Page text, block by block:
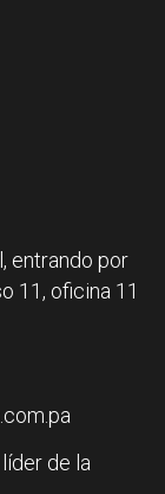
entrando por
11, oficina 11
de la